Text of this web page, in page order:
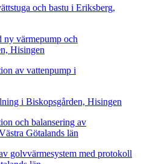
och bastu i Eriksberg,
ny värmepump och
Hisingen
av vattenpump i
i Biskopsgården, Hisingen
och balansering av
Götalands län
golvvärmesystem med protokoll